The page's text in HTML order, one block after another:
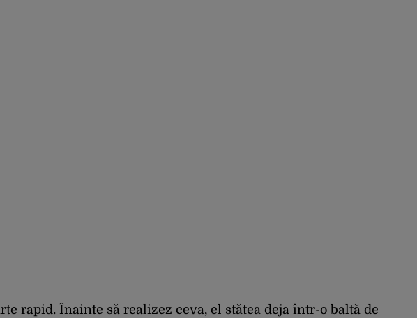
rapid. Înainte să realizez ceva, el stătea deja într-o baltă de